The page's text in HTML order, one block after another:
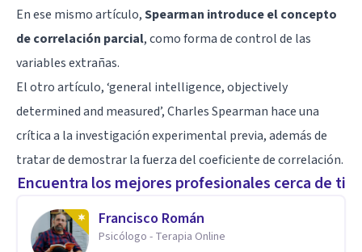
En ese mismo artículo,Spearman introduce el concepto
de correlación parcial, como forma de control de las
variables extrañas.
El otro artículo, ‘general intelligence, objectively
determined and measured’, Charles Spearman hace una
crítica a la investigación experimental previa, además de
tratar de demostrar la fuerza del coeficiente de correlación.
Encuentra los mejores profesionales cerca de ti
Francisco Román
Psicólogo - Terapia Online